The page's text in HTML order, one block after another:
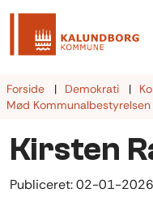
Forside Demokrati
Mød Kommunalbestyrelsen
Kirsten
Publiceret:02-01-2026